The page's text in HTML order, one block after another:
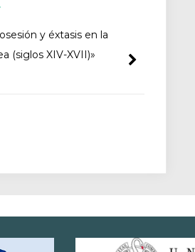
y éxtasis en la
(siglos XIV-XVII)»